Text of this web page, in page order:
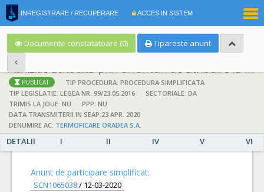
INREGISTRARE / RECUPERARE ACCES IN SISTEM
Documente constatatoare (0) Tipareste anunt
; Achizitie atribuita prin anunturi de atribuire la anuntul simplificat
PUBLICAT
TIP PROCEDURA: PROCEDURA SIMPLIFICATA
TIP LEGISLATIE: LEGEA NR. 99/23.05.2016
SECTORIALE: DA
TRIMIS LA JOUE: NU
PPP: NU
DATA TRANSMITERII IN SEAP:23 APR. 2020
DENUMIRE AC: TERMOFICARE ORADEA S.A.
DETALII I II IV V VI
DETALII
Anunt de participare simplificat:
SCN1065038/ 12-03-2020